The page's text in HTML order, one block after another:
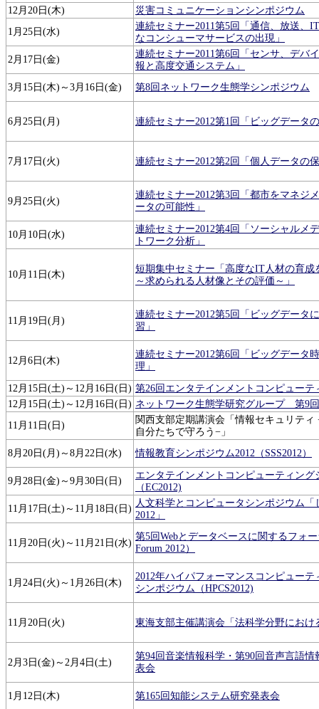
12月20日(木)
災害コミュニケーションシンポジウム
1月25日(水)
連続セミナー2011第5回「通信、放送、
なコンシューマサービスの出現」
2月17日(金)
連続セミナー2011第6回「センサ、デバ
報と高度交通システム」
3月15日(木)～3月16日(金)
第8回ネットワーク生態学シンポジウム
6月25日(月) 連続セミナー2012第1回「ビッグデータ
7月17日(火) 連続セミナー2012第2回「個人データの
9月25日(火)
連続セミナー2012第3回「都市をマネジ
ータの可能性」
10月10日(水)
連続セミナー2012第4回「ソーシャルメ
トワーク分析」
10月11日(木)
短期集中セミナー「高度なIT人材の育成
～求められる人材像とその評価～」
11月19日(月)
連続セミナー2012第5回「ビッグデータ
習」
12月6日(木)
連続セミナー2012第6回「ビッグデータ
理」
12月15日(土)～12月16日(日) 第26回エンタテインメントコンピューテ
12月15日(土)～12月16日(日) ネットワーク生態学研究グループ 第9
11月11日(日)
関西支部定期講演会「情報セキュリティ
自分たちで守ろう−」
8月20日(月)～8月22日(水)
情報教育シンポジウム2012（SSS2012）
9月28日(金)～9月30日(日)
エンタテインメントコンピューティング
（EC2012)
11月17日(土)～11月18日(日)
人文科学とコンピュータシンポジウム「
2012」
11月20日(火)～11月21日(水)
第5回Webとデータベースに関するフォ
Forum 2012）
1月24日(火)～1月26日(木)
2012年ハイパフォーマンスコンピュー
シンポジウム（HPCS2012)
11月20日(火) 東海支部主催講演会「法科学分野におけ
2月3日(金)～2月4日(土)
第94回音楽情報科学・第90回音声言語情
表会
1月12日(木) 第165回知能システム研究発表会